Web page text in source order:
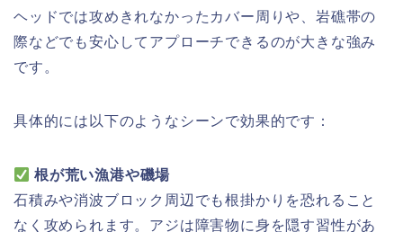
ヘッドでは攻めきれなかったカバー周りや、岩礁帯の
際などでも安心してアプローチできるのが大きな強み
です。
具体的には以下のようなシーンで効果的です：
根が荒い漁港や磯場
石積みや消波ブロック周辺でも根掛かりを恐れること
なく攻められます。アジは障害物に身を隠す習性があ